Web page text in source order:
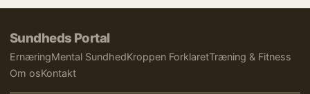
Sundheds Portal
ErnæringMental SundhedKroppen ForklaretTræning & Fitness
Om osKontakt